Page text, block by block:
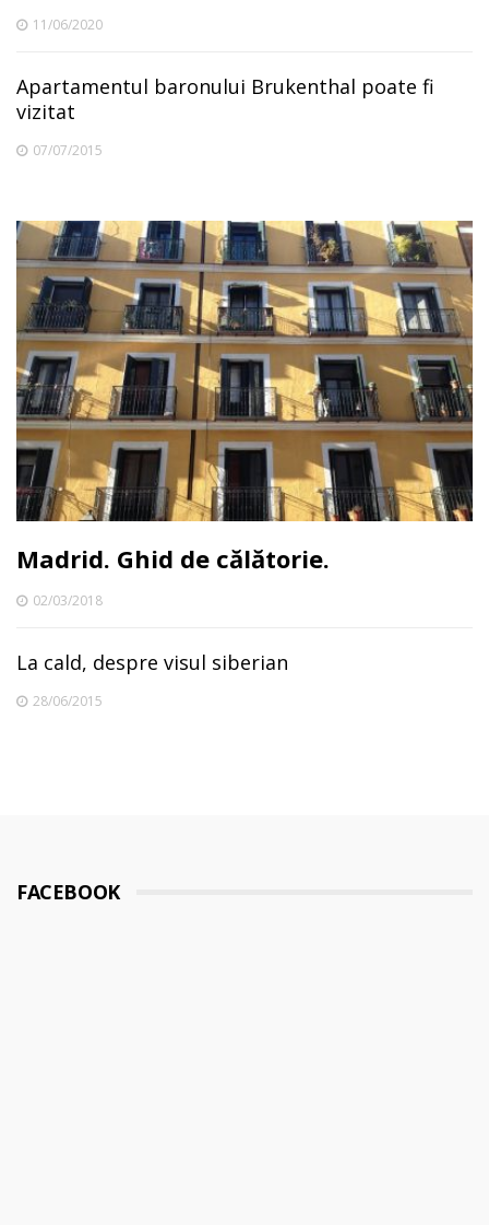
11/06/2020
Apartamentul baronului Brukenthal poate fi
vizitat
07/07/2015
Madrid. Ghid de călătorie.
02/03/2018
La cald, despre visul siberian
28/06/2015
FACEBOOK